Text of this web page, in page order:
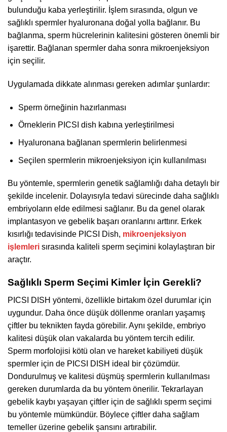
bulunduğu kaba yerleştirilir. İşlem sırasında, olgun ve
sağlıklı spermler hyaluronana doğal yolla bağlanır. Bu
bağlanma, sperm hücrelerinin kalitesini gösteren önemli bir
işarettir. Bağlanan spermler daha sonra mikroenjeksiyon
için seçilir.
Uygulamada dikkate alınması gereken adımlar şunlardır:
Sperm örneğinin hazırlanması
Örneklerin PICSI dish kabına yerleştirilmesi
Hyaluronana bağlanan spermlerin belirlenmesi
Seçilen spermlerin mikroenjeksiyon için kullanılması
Bu yöntemle, spermlerin genetik sağlamlığı daha detaylı bir
şekilde incelenir. Dolayısıyla tedavi sürecinde daha sağlıklı
embriyoların elde edilmesi sağlanır. Bu da genel olarak
implantasyon ve gebelik başarı oranlarını arttırır. Erkek
kısırlığı tedavisinde PICSI Dish, mikroenjeksiyon
işlemleri sırasında kaliteli sperm seçimini kolaylaştıran bir
araçtır.
Sağlıklı Sperm Seçimi Kimler İçin Gerekli?
PICSI DISH yöntemi, özellikle birtakım özel durumlar için
uygundur. Daha önce düşük döllenme oranları yaşamış
çiftler bu teknikten fayda görebilir. Aynı şekilde, embriyo
kalitesi düşük olan vakalarda bu yöntem tercih edilir.
Sperm morfolojisi kötü olan ve hareket kabiliyeti düşük
spermler için de PICSI DISH ideal bir çözümdür.
Dondurulmuş ve kalitesi düşmüş spermlerin kullanılması
gereken durumlarda da bu yöntem önerilir. Tekrarlayan
gebelik kaybı yaşayan çiftler için de sağlıklı sperm seçimi
bu yöntemle mümkündür. Böylece çiftler daha sağlam
temeller üzerine gebelik şansını artırabilir.